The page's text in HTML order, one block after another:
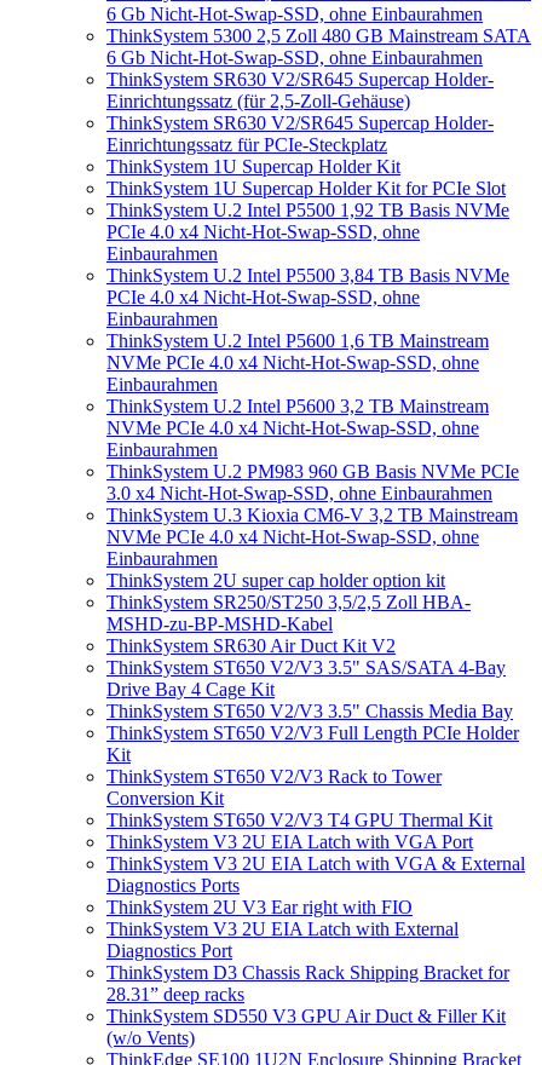
6 Gb Nicht-Hot-Swap-SSD, ohne Einbaurahmen
ThinkSystem 5300 2,5 Zoll 480 GB Mainstream SATA
6 Gb Nicht-Hot-Swap-SSD, ohne Einbaurahmen
ThinkSystem SR630 V2/SR645 Supercap Holder-
Einrichtungssatz (für 2,5‑Zoll-Gehäuse)
ThinkSystem SR630 V2/SR645 Supercap Holder-
Einrichtungssatz für PCIe-Steckplatz
ThinkSystem 1U Supercap Holder Kit
ThinkSystem 1U Supercap Holder Kit for PCIe Slot
ThinkSystem U.2 Intel P5500 1,92 TB Basis NVMe
PCIe 4.0 x4 Nicht-Hot-Swap-SSD, ohne
Einbaurahmen
ThinkSystem U.2 Intel P5500 3,84 TB Basis NVMe
PCIe 4.0 x4 Nicht-Hot-Swap-SSD, ohne
Einbaurahmen
ThinkSystem U.2 Intel P5600 1,6 TB Mainstream
NVMe PCIe 4.0 x4 Nicht-Hot-Swap-SSD, ohne
Einbaurahmen
ThinkSystem U.2 Intel P5600 3,2 TB Mainstream
NVMe PCIe 4.0 x4 Nicht-Hot-Swap-SSD, ohne
Einbaurahmen
ThinkSystem U.2 PM983 960 GB Basis NVMe PCIe
3.0 x4 Nicht-Hot-Swap-SSD, ohne Einbaurahmen
ThinkSystem U.3 Kioxia CM6-V 3,2 TB Mainstream
NVMe PCIe 4.0 x4 Nicht-Hot-Swap-SSD, ohne
Einbaurahmen
ThinkSystem 2U super cap holder option kit
ThinkSystem SR250/ST250 3,5/2,5 Zoll HBA-
MSHD-zu-BP-MSHD-Kabel
ThinkSystem SR630 Air Duct Kit V2
ThinkSystem ST650 V2/V3 3.5" SAS/SATA 4-Bay
Drive Bay 4 Cage Kit
ThinkSystem ST650 V2/V3 3.5" Chassis Media Bay
ThinkSystem ST650 V2/V3 Full Length PCIe Holder
Kit
ThinkSystem ST650 V2/V3 Rack to Tower
Conversion Kit
ThinkSystem ST650 V2/V3 T4 GPU Thermal Kit
ThinkSystem V3 2U EIA Latch with VGA Port
ThinkSystem V3 2U EIA Latch with VGA & External
Diagnostics Ports
ThinkSystem 2U V3 Ear right with FIO
ThinkSystem V3 2U EIA Latch with External
Diagnostics Port
ThinkSystem D3 Chassis Rack Shipping Bracket for
28.31” deep racks
ThinkSystem SD550 V3 GPU Air Duct & Filler Kit
(w/o Vents)
ThinkEdge SE100 1U2N Enclosure Shipping Bracket